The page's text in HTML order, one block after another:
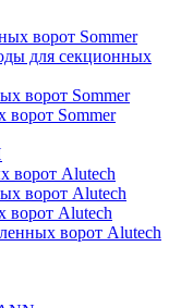
ворот Sommer
для секционных
ворот Sommer
ворот Sommer
ворот Alutech
ворот Alutech
ворот Alutech
ворот Alutech